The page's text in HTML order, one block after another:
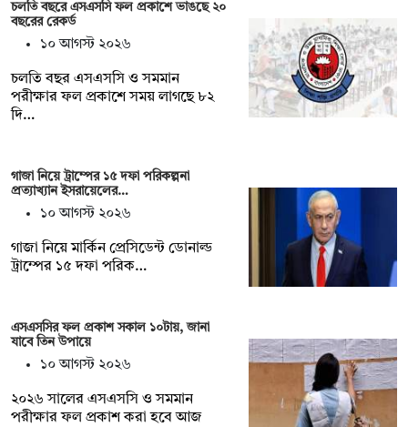
চলতি বছরে এসএসসি ফল প্রকাশে ভাঙছে ২০
বছরের রেকর্ড
১০ আগস্ট ২০২৬
চলতি বছর এসএসসি ও সমমান
পরীক্ষার ফল প্রকাশে সময় লাগছে ৮২
দি…
গাজা নিয়ে ট্রাম্পের ১৫ দফা পরিকল্পনা
প্রত্যাখ্যান ইসরায়েলের…
১০ আগস্ট ২০২৬
গাজা নিয়ে মার্কিন প্রেসিডেন্ট ডোনাল্ড
ট্রাম্পের ১৫ দফা পরিক…
এসএসসির ফল প্রকাশ সকাল ১০টায়, জানা
যাবে তিন উপায়ে
১০ আগস্ট ২০২৬
২০২৬ সালের এসএসসি ও সমমান
পরীক্ষার ফল প্রকাশ করা হবে আজ